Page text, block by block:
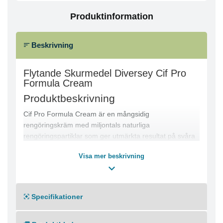
Produktinformation
Beskrivning
Flytande Skurmedel Diversey Cif Pro
Formula Cream
Produktbeskrivning
Cif Pro Formula Cream är en mångsidig
rengöringskräm med miljontals naturliga
rengöringspartiklar som ger utmärkta resultat på svåra
Den unika formulan rengör på djupet för att ge ytorna
badrumsrengöringsmedel för att rengöra badkar,
diskbänkar och badrumskakel.
Visa mer beskrivning
Specifikationer